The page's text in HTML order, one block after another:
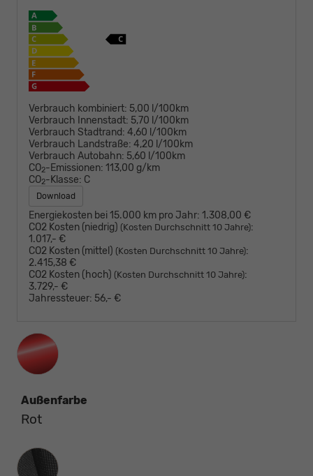
Verbrauch kombiniert: 5,00 l/100km
Verbrauch Innenstadt: 5,70 l/100km
Verbrauch Stadtrand: 4,60 l/100km
Verbrauch Landstraße: 4,20 l/100km
Verbrauch Autobahn: 5,60 l/100km
CO2-Emissionen: 113,00 g/km
CO2-Klasse: C
Download
Energiekosten bei 15.000 km pro Jahr: 1.308,00 €
CO2 Kosten (niedrig) (Kosten Durchschnitt 10 Jahre):
1.017,- €
CO2 Kosten (mittel) (Kosten Durchschnitt 10 Jahre):
2.415,38 €
CO2 Kosten (hoch) (Kosten Durchschnitt 10 Jahre):
3.729,- €
Jahressteuer: 56,- €
Außenfarbe
Rot
Innenausstattung